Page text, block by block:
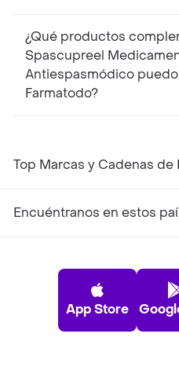
¿Qué productos
Spascupreel
Antiespasmódico
Farmatodo?
Top Marcas y Cadenas de
Encuéntranos en estos
App Store